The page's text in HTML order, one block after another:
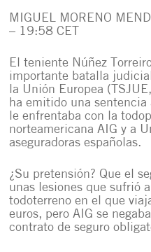
MIGUEL MORENO
– 19:58 CET
El teniente Núñez
importante batalla
la Unión Europea
ha emitido unasentencia
le enfrentaba con la
norteamericana AIG y a
aseguradoras españolas.
¿Su pretensión? Que el
unas lesiones que sufrió
todoterreno en el que
euros, pero AIG se
contrato de seguro